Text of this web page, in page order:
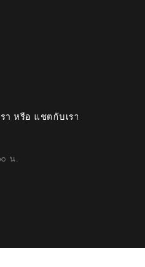
า หรือ แชตกับเรา
น.